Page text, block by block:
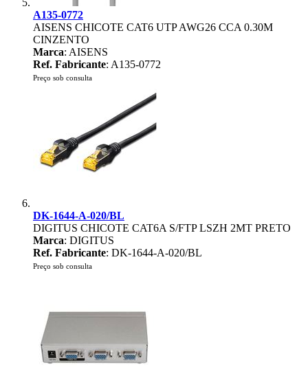
A135-0772
AISENS CHICOTE CAT6 UTP AWG26 CCA 0.30M
CINZENTO
Marca: AISENS
Ref. Fabricante: A135-0772
Preço sob consulta
DK-1644-A-020/BL
DIGITUS CHICOTE CAT6A S/FTP LSZH 2MT PRETO
Marca: DIGITUS
Ref. Fabricante: DK-1644-A-020/BL
Preço sob consulta